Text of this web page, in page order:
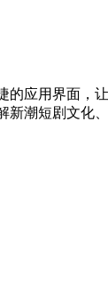
应用界面，
潮短剧文化